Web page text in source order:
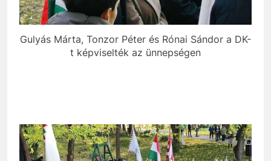
Gulyás Márta, Tonzor Péter és Rónai Sándor a DK-
t képviselték az ünnepségen